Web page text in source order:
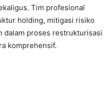
Tim profesional
holding, mitigasi risiko
dalam proses restrukturisasi
komprehensif.